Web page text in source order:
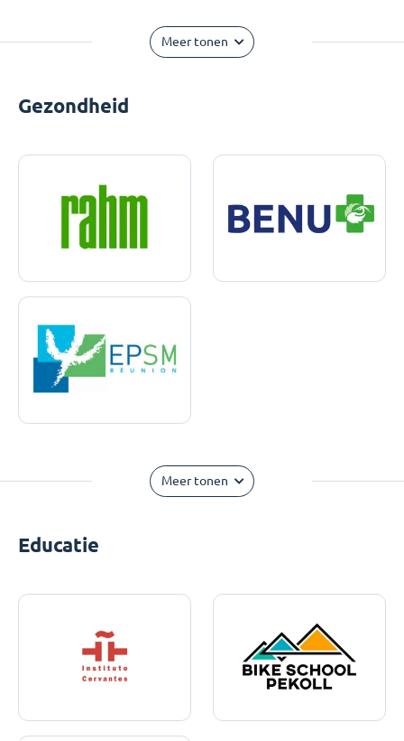
Meer tonen
Gezondheid
Meer tonen
Educatie